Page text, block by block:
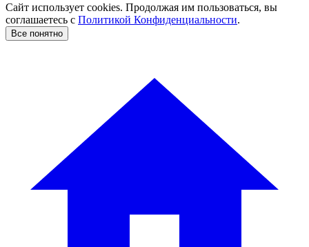
Сайт использует cookies. Продолжая им пользоваться, вы
соглашаетесь c Политикой Конфиденциальности.
Все понятно